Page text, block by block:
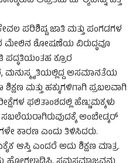
ಪರಿಶಿಷ್ಟ ಜಾತಿ ಮತ್ತು ಪಂಗಡಗಳ
ಮೇಲಿನ ಶೋಷಣೆಯ ವಿರುದ್ಧವೂ
ಕ್ರೂರ
ಮನುಸ್ಮೃತಿಯಲ್ಲಿದ್ದ ಅಸಮಾನತೆಯ
ಮತ್ತು ಹಕ್ಕುಗಳಿಗಾಗಿ ಪ್ರಬಲವಾಗಿ
ಫಲಿತಾಂಶದಲ್ಲಿ ಹೆಣ್ಣುಮಕ್ಕಳು
ಸಬಲೆಯರಾಗಿರುವುದಕ್ಕೆ ಅಂಬೇಡ್ಕರ್
ಕಾರಣ ಎಂದು ತಿಳಿಸಿದರು.
ಆಸ್ತಿ ಎಂದರೆ ಅದು ಶಿಕ್ಷಣ ಮಾತ್ರ.